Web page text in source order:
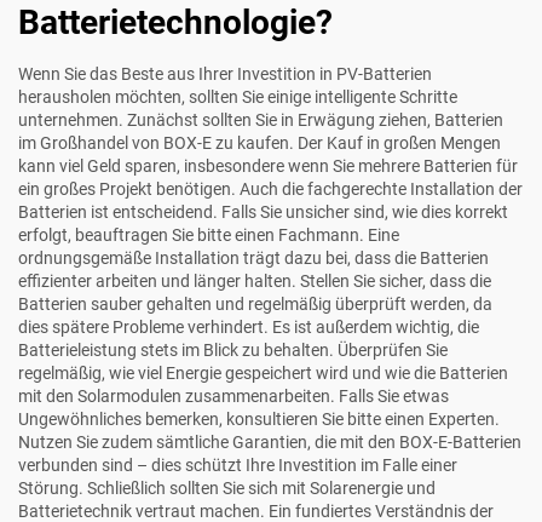
Batterietechnologie?
Wenn Sie das Beste aus Ihrer Investition in PV-Batterien
herausholen möchten, sollten Sie einige intelligente Schritte
unternehmen. Zunächst sollten Sie in Erwägung ziehen, Batterien
im Großhandel von BOX-E zu kaufen. Der Kauf in großen Mengen
kann viel Geld sparen, insbesondere wenn Sie mehrere Batterien für
ein großes Projekt benötigen. Auch die fachgerechte Installation der
Batterien ist entscheidend. Falls Sie unsicher sind, wie dies korrekt
erfolgt, beauftragen Sie bitte einen Fachmann. Eine
ordnungsgemäße Installation trägt dazu bei, dass die Batterien
effizienter arbeiten und länger halten. Stellen Sie sicher, dass die
Batterien sauber gehalten und regelmäßig überprüft werden, da
dies spätere Probleme verhindert. Es ist außerdem wichtig, die
Batterieleistung stets im Blick zu behalten. Überprüfen Sie
regelmäßig, wie viel Energie gespeichert wird und wie die Batterien
mit den Solarmodulen zusammenarbeiten. Falls Sie etwas
Ungewöhnliches bemerken, konsultieren Sie bitte einen Experten.
Nutzen Sie zudem sämtliche Garantien, die mit den BOX-E-Batterien
verbunden sind – dies schützt Ihre Investition im Falle einer
Störung. Schließlich sollten Sie sich mit Solarenergie und
Batterietechnik vertraut machen. Ein fundiertes Verständnis der